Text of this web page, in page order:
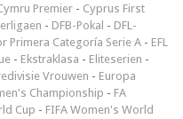
Premier - Cyprus First
- DFB-Pokal - DFL-
Primera Categoría Serie A - EFL
- Ekstraklasa - Eliteserien -
Vrouwen - Europa
Championship - FA
Cup - FIFA Women's World